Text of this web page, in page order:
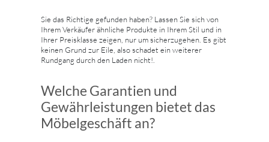
Sie das Richtige gefunden haben? Lassen Sie sich von
Ihrem Verkäufer ähnliche Produkte in Ihrem Stil und in
Ihrer Preisklasse zeigen, nur um sicherzugehen. Es gibt
keinen Grund zur Eile, also schadet ein weiterer
Rundgang durch den Laden nicht!.
Welche Garantien und
Gewährleistungen bietet das
Möbelgeschäft an?